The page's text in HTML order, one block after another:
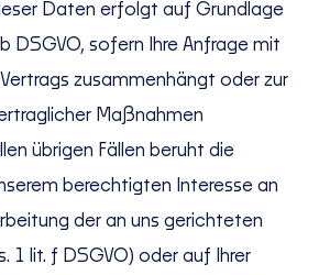
Daten erfolgt auf Grundlage
DSGVO, sofern Ihre Anfrage mit
zusammenhängt oder zur
Maßnahmen
übrigen Fällen beruht die
berechtigten Interesse an
der an uns gerichteten
1 lit. f DSGVO) oder auf Ihrer